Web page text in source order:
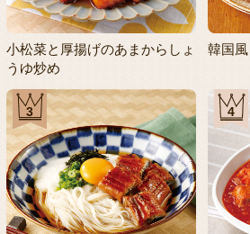
小松菜と厚揚げのあまからしょ
うゆ炒め
韓国
3 4